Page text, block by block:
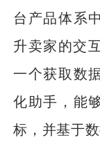
台产品体系
升卖家的交
一个获取数
化助手，能
标，并基于